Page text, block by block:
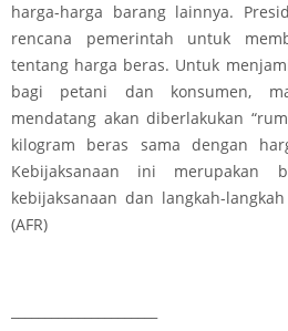
harga-harga barang lainnya.
rencana pemerintah untuk
tentang harga beras. Untuk
bagi petani dan konsumen,
mendatang akan diberlakukan
kilogram beras sama dengan
Kebijaksanaan ini merupakan
kebijaksanaan dan langkah-
(AFR)